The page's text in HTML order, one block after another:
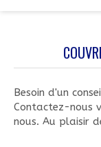
Besoin d'un
Contactez-nous
nous. Au plaisir